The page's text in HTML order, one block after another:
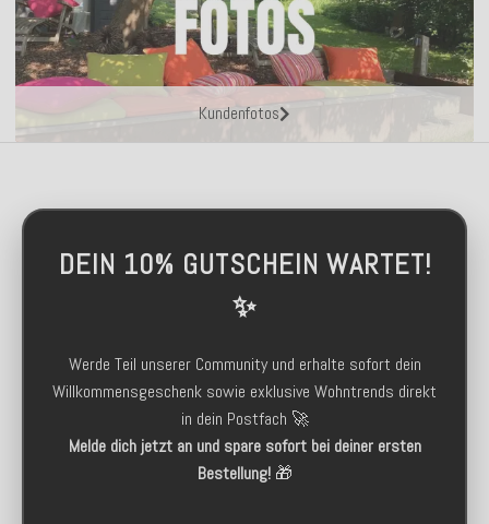
Kundenfotos
DEIN 10% GUTSCHEIN WARTET!
✨
Werde Teil unserer Community und erhalte sofort dein
Willkommensgeschenk sowie exklusive Wohntrends direkt
in dein Postfach 🚀
Melde dich jetzt an und spare sofort bei deiner ersten
Bestellung!🎁